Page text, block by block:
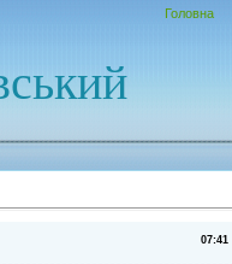
Головна
07:41